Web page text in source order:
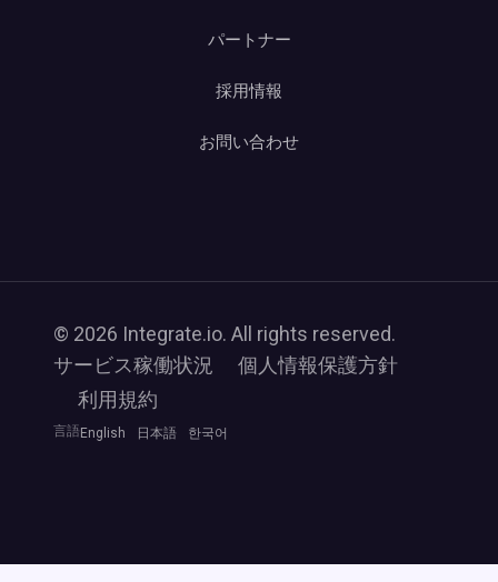
パートナー
採用情報
お問い合わせ
© 2026 Integrate.io. All rights reserved.
サービス稼働状況
個人情報保護方針
利用規約
言語 English 日本語 한국어